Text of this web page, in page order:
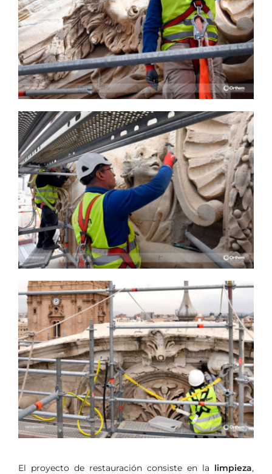
El proyecto de restauración consiste en la limpieza,